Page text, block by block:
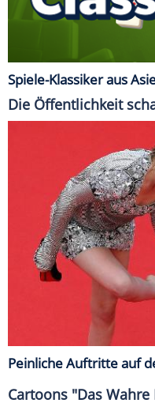
Spiele-Klassiker aus
Die Öffentlichkeit
Peinliche Auftritte auf
Cartoons "Das Wahre